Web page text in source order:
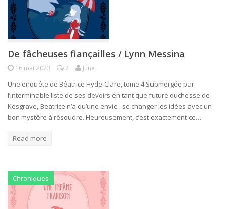
De fâcheuses fiançailles / Lynn Messina
16 mai 2023 2 June
Une enquête de Béatrice Hyde-Clare, tome 4 Submergée par
l’interminable liste de ses devoirs en tant que future duchesse de
Kesgrave, Beatrice n’a qu’une envie : se changer les idées avec un
bon mystère à résoudre. Heureusement, c’est exactement ce…
Read more
Chroniques